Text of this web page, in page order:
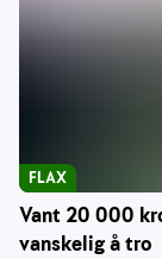
Vant 20 000
vanskelig å tro
FLAX